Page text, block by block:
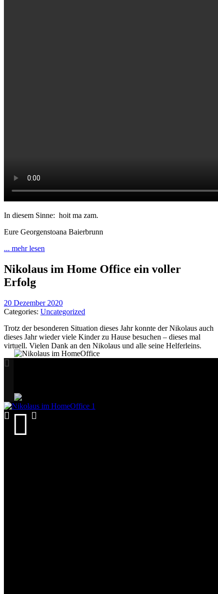
In diesem Sinne: hoit ma zam.
Eure Georgenstoana Baierbrunn
... mehr lesen
Nikolaus im Home Office ein voller
Erfolg
20 Dezember 2020
Categories: Uncategorized
Trotz der besonderen Situation dieses Jahr konnte der Nikolaus auch
dieses Jahr wieder viele Kinder zu Hause besuchen – dieses mal
virtuell. Vielen Dank an den Nikolaus und alle seine Helferleins.